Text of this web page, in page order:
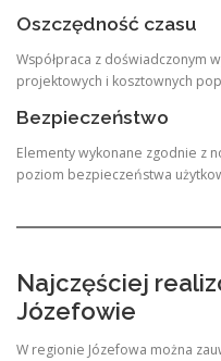
Oszczędność czasu
Współpraca z doświadczonym
projektowych i kosztownych
Bezpieczeństwo
Elementy wykonane zgodnie z
poziom bezpieczeństwa
Najczęściej
Józefowie
W regionie Józefowa można